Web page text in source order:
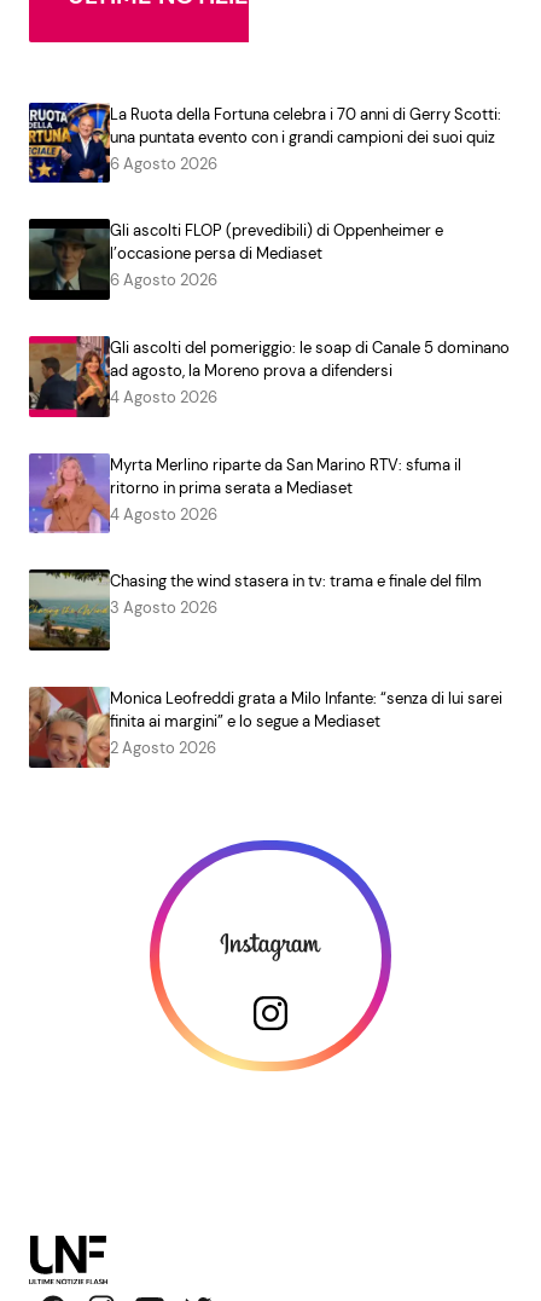
La Ruota della Fortuna celebra i 70 anni di Gerry Scotti:
una puntata evento con i grandi campioni dei suoi quiz
6 Agosto 2026
Gli ascolti FLOP (prevedibili) di Oppenheimer e
l’occasione persa di Mediaset
6 Agosto 2026
Gli ascolti del pomeriggio: le soap di Canale 5 dominano
ad agosto, la Moreno prova a difendersi
4 Agosto 2026
Myrta Merlino riparte da San Marino RTV: sfuma il
ritorno in prima serata a Mediaset
4 Agosto 2026
Chasing the wind stasera in tv: trama e finale del film
3 Agosto 2026
Monica Leofreddi grata a Milo Infante: “senza di lui sarei
finita ai margini” e lo segue a Mediaset
2 Agosto 2026